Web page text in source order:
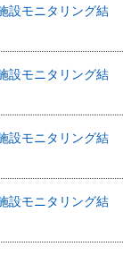
設モニタリング結
設モニタリング結
設モニタリング結
設モニタリング結